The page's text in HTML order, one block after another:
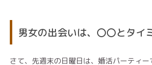
男女の出会いは、〇〇とタイ
さて、先週末の日曜日は、婚活パーティー